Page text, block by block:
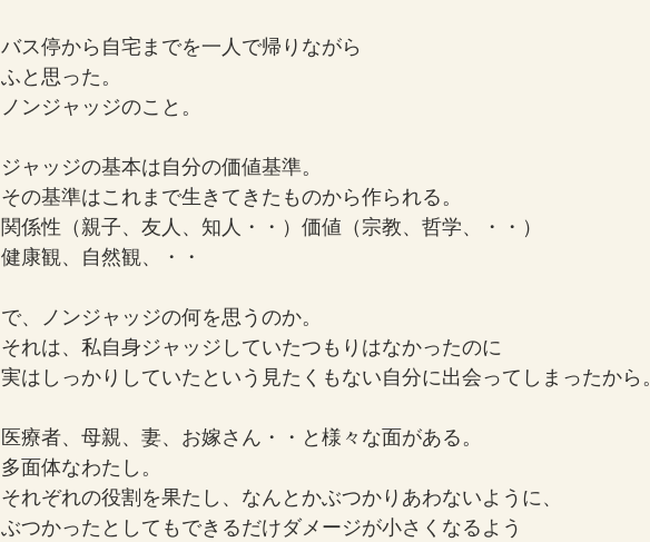
バス停から自宅までを一人で帰りながら
ふと思った。
ノンジャッジのこと。
ジャッジの基本は自分の価値基準。
その基準はこれまで生きてきたものから作られる。
関係性（親子、友人、知人・・）価値（宗教、哲学、・・）
健康観、自然観、・・
で、ノンジャッジの何を思うのか。
それは、私自身ジャッジしていたつもりはなかったのに
実はしっかりしていたという見たくもない自分に出会ってしまったから。
医療者、母親、妻、お嫁さん・・と様々な面がある。
多面体なわたし。
それぞれの役割を果たし、なんとかぶつかりあわないように、
ぶつかったとしてもできるだけダメージが小さくなるよう